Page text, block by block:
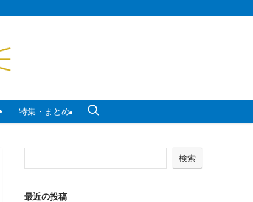
特集・まとめ
検索
最近の投稿